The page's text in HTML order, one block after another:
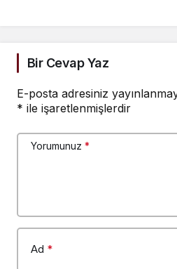
Bir Cevap Yaz
E-posta adresiniz
* ile işaretlenmişlerdir
Yorumunuz *
Ad *